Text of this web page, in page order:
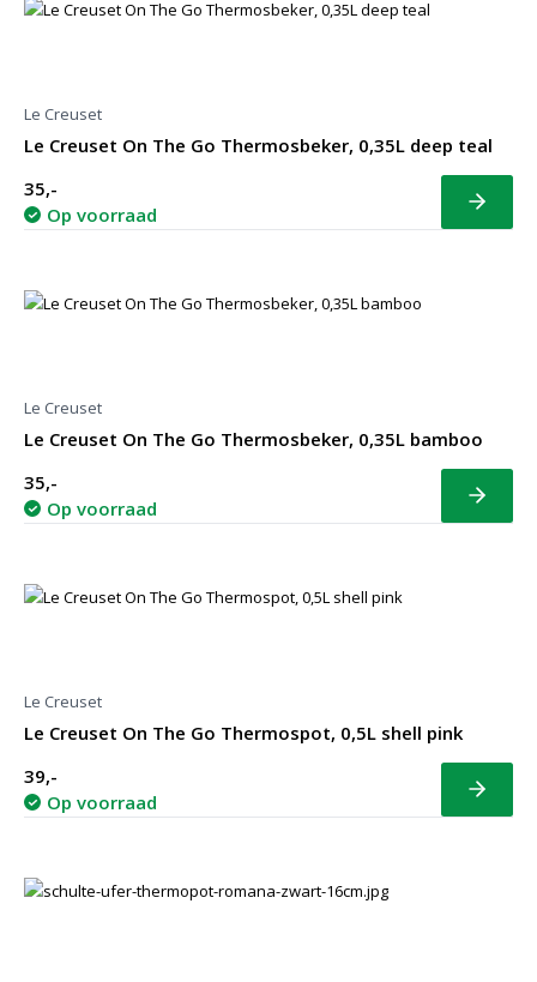
Le Creuset
Le Creuset On The Go Thermosbeker, 0,35L deep teal
35,-
Op voorraad
Bekijk
Le Creuset
Le Creuset On The Go Thermosbeker, 0,35L bamboo
35,-
Op voorraad
Bekijk
Le Creuset
Le Creuset On The Go Thermospot, 0,5L shell pink
39,-
Op voorraad
Bekijk